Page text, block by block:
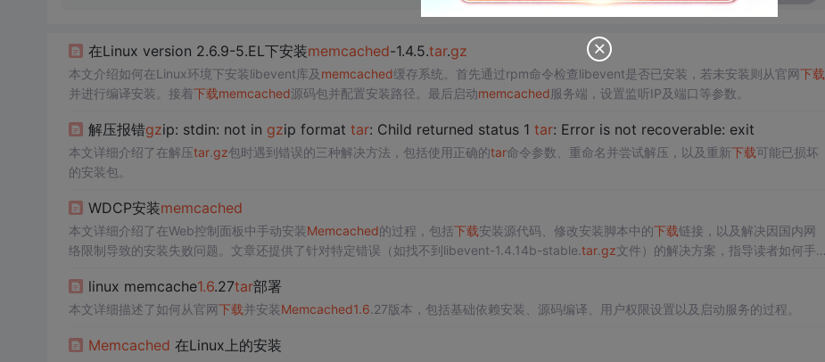
在Linux version 2.6.9-5.EL下安装memcached-1.4.5.tar.gz
本文介绍如何在Linux环境下安装libevent库及 memcached缓存系统。首先通过rpm命令检查libevent是否已安装，若未安装则从官网下载
并进行编译安装。接着下载memcached源码包并配置安装路径。最后启动memcached服务端，设置监听IP及端口等参数。
解压报错gzip: stdin: not in gzip format tar: Child returned status 1 tar: Error is not recoverable: exit
本文详细介绍了在解压tar. gz包时遇到错误的三种解决方法，包括使用正确的tar命令参数、重命名并尝试解压，以及重新下载可能已损坏
的安装包。
WDCP安装memcached
本文详细介绍了在Web控制面板中手动安装Memcached的过程，包括下载安装源代码、修改安装脚本中的下载链接，以及解决因国内网
络限制导致的安装失败问题。文章还提供了针对特定错误（如找不到libevent-1.4.14b-stable. tar. gz文件）的解决方案，指导读者如何手
linux memcache1.6.27tar部署
本文详细描述了如何从官网下载并安装Memcached1.6 .27版本，包括基础依赖安装、源码编译、用户权限设置以及启动服务的过程。
Memcached 在Linux上的安装